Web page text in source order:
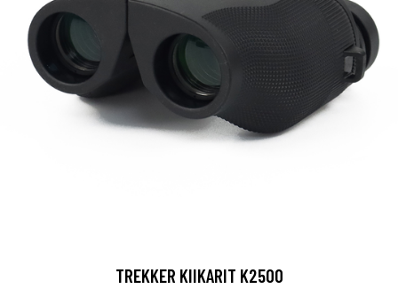
TREKKER KIIKARIT K2500